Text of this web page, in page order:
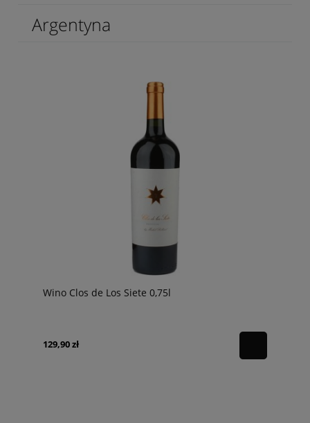
Argentyna
Wino Clos de Los Siete 0,75l
129,90 zł